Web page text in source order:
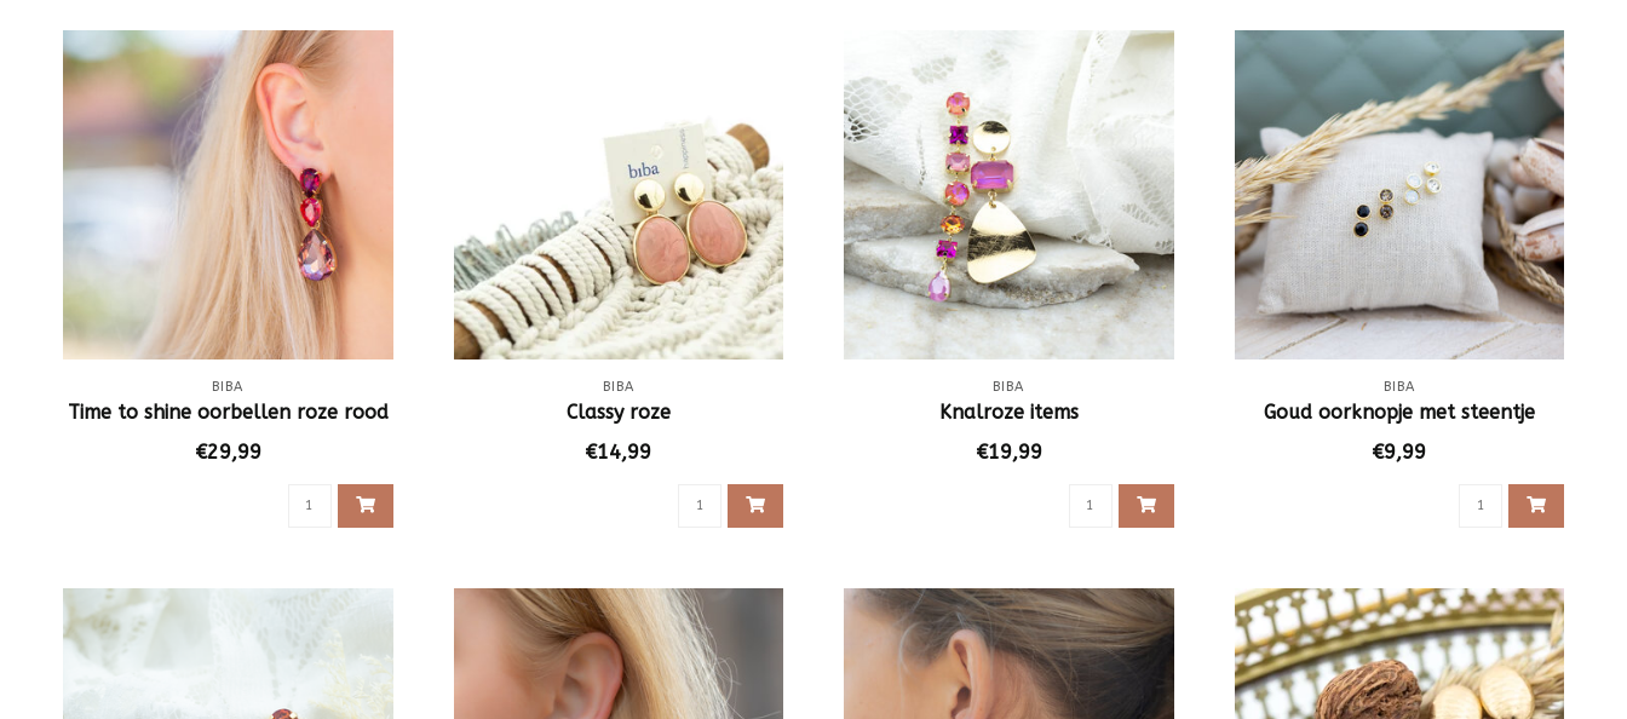
BIBA
Time to shine oorbellen roze rood
€29,99
BIBA
Classy roze
€14,99
BIBA
Knalroze items
€19,99
BIBA
Goud oorknopje met steentje
€9,99